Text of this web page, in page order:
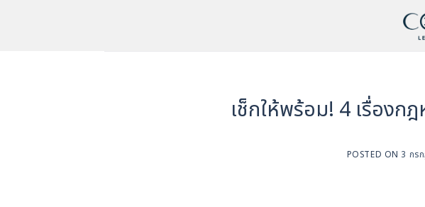
เช็กให้พร้อม! 4 เรื่องก
POSTED ON 3 กร